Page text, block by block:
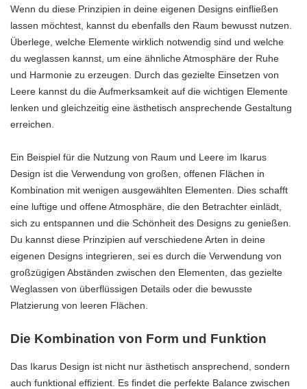
Wenn du diese Prinzipien in deine eigenen Designs einfließen
lassen möchtest, kannst du ebenfalls den Raum bewusst nutzen.
Überlege, welche Elemente wirklich notwendig sind und welche
du weglassen kannst, um eine ähnliche Atmosphäre der Ruhe
und Harmonie zu erzeugen. Durch das gezielte Einsetzen von
Leere kannst du die Aufmerksamkeit auf die wichtigen Elemente
lenken und gleichzeitig eine ästhetisch ansprechende Gestaltung
erreichen.
Ein Beispiel für die Nutzung von Raum und Leere im Ikarus
Design ist die Verwendung von großen, offenen Flächen in
Kombination mit wenigen ausgewählten Elementen. Dies schafft
eine luftige und offene Atmosphäre, die den Betrachter einlädt,
sich zu entspannen und die Schönheit des Designs zu genießen.
Du kannst diese Prinzipien auf verschiedene Arten in deine
eigenen Designs integrieren, sei es durch die Verwendung von
großzügigen Abständen zwischen den Elementen, das gezielte
Weglassen von überflüssigen Details oder die bewusste
Platzierung von leeren Flächen.
Die Kombination von Form und Funktion
Das Ikarus Design ist nicht nur ästhetisch ansprechend, sondern
auch funktional effizient. Es findet die perfekte Balance zwischen